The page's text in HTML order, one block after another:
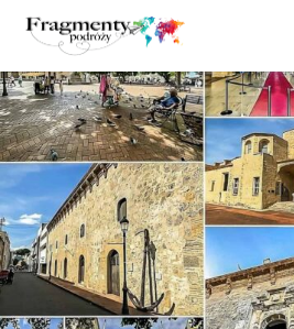
Fragmenty
podróży